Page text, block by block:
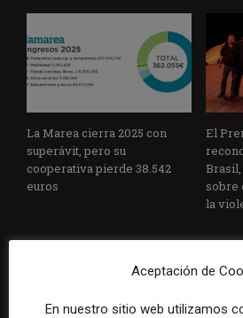
La Marea cierra 2025 con
superávit, pero su
cooperativa pierde 38.542
euros
El
sobre
la
Aceptación de
En nuestro sitio web utilizamos